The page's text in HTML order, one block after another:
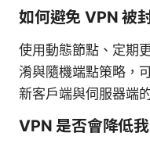
如何避免 VPN 被
使用動態節點、定期
淆與隨機端點策略，
新客戶端與伺服器端
VPN 是否會降低